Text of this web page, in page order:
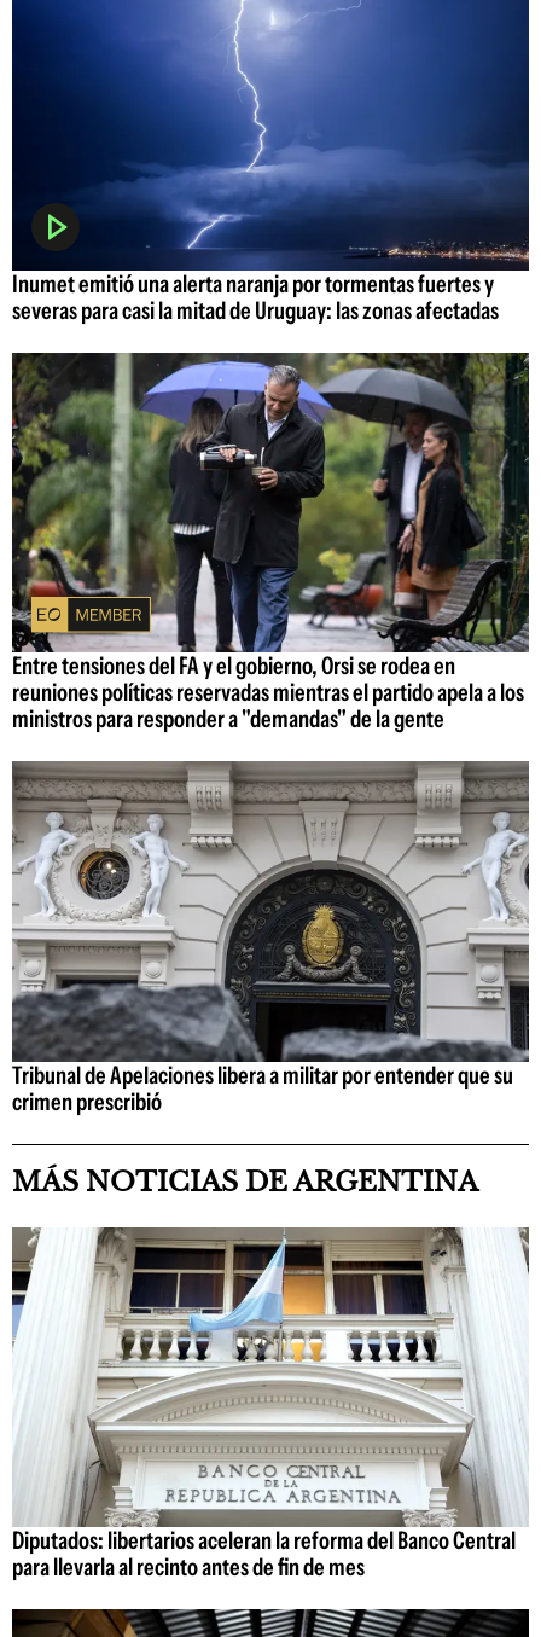
Inumet emitió una alerta naranja por tormentas fuertes y
severas para casi la mitad de Uruguay: las zonas afectadas
Entre tensiones del FA y el gobierno, Orsi se rodea en
reuniones políticas reservadas mientras el partido apela a los
ministros para responder a "demandas" de la gente
Tribunal de Apelaciones libera a militar por entender que su
crimen prescribió
MÁS NOTICIAS DE ARGENTINA
Diputados: libertarios aceleran la reforma del Banco Central
para llevarla al recinto antes de fin de mes